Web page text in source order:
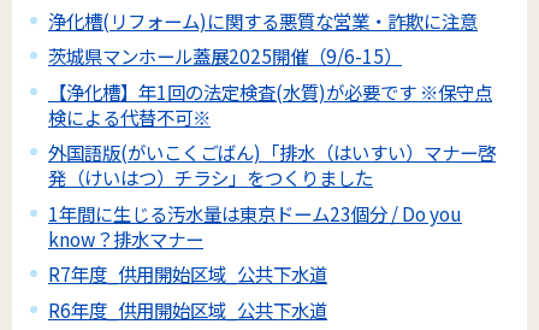
浄化槽(リフォーム)に関する悪質な営業・詐欺に注意
茨城県マンホール蓋展2025開催（9/6-15）
【浄化槽】年1回の法定検査(水質)が必要です ※保守点
検による代替不可※
外国語版(がいこくごばん)「排水（はいすい）マナー啓
発（けいはつ）チラシ」をつくりました
1年間に生じる汚水量は東京ドーム23個分 / Do you
know？排水マナー
R7年度_供用開始区域_公共下水道
R6年度_供用開始区域_公共下水道